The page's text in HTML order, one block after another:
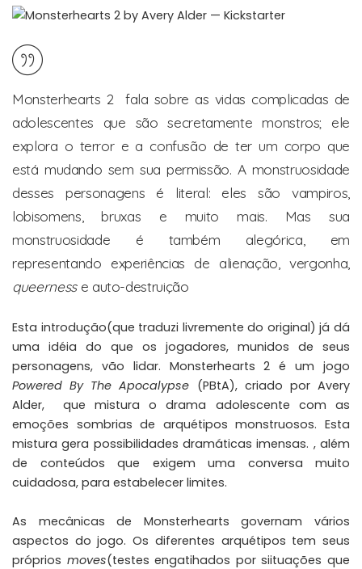
Monsterhearts 2 fala sobre as vidas complicadas de
adolescentes que são secretamente monstros; ele
explora o terror e a confusão de ter um corpo que
está mudando sem sua permissão. A monstruosidade
desses personagens é literal: eles são vampiros,
lobisomens, bruxas e muito mais. Mas sua
monstruosidade é também alegórica, em
representando experiências de alienação, vergonha,
queernesse auto-destruição
Esta introdução(que traduzi livremente do original) já dá
uma idéia do que os jogadores, munidos de seus
personagens, vão lidar. Monsterhearts 2 é um jogo
Powered By The Apocalypse (PBtA), criado por Avery
Alder, que mistura o drama adolescente com as
emoções sombrias de arquétipos monstruosos. Esta
mistura gera possibilidades dramáticas imensas. , além
de conteúdos que exigem uma conversa muito
cuidadosa, para estabelecer limites.
As mecânicas de Monsterhearts governam vários
aspectos do jogo. Os diferentes arquétipos tem seus
próprios moves(testes engatihados por siituações que